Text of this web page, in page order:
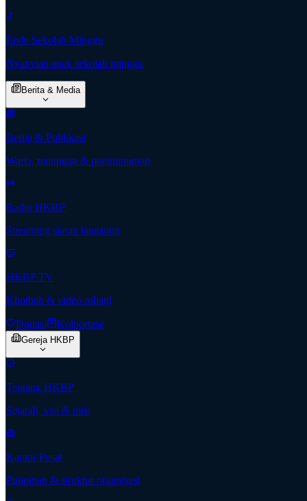
Ende Sekolah Minggu
Nyanyian anak sekolah minggu
Berita & Media
Berita & Publikasi
Warta, renungan & pengumuman
Radio HKBP
Streaming siaran langsung
HKBP TV
Khotbah & video rohani
Donasi Kolportase
Gereja HKBP
Tentang HKBP
Sejarah, visi & misi
Kantor Pusat
Pimpinan & struktur organisasi